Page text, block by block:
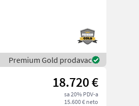
Premium Gold prodavac
18.720 €
sa 20% PDV-a
15.600 € neto